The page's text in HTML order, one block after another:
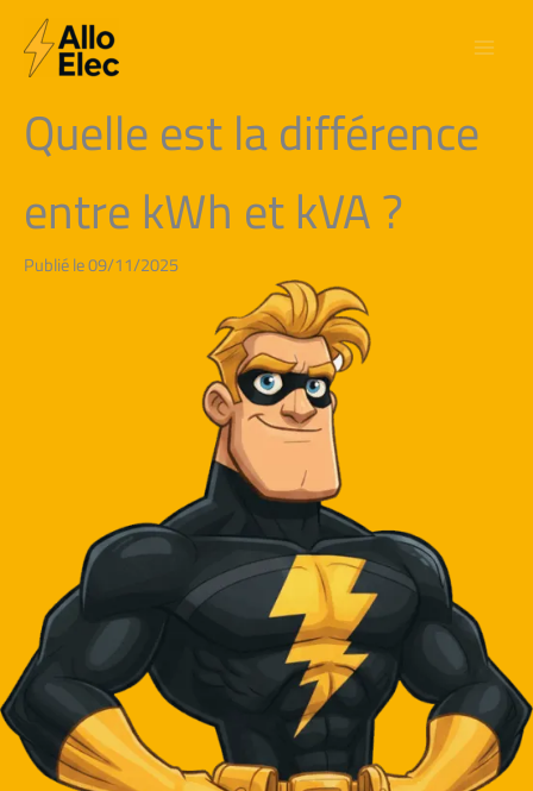
contenu
Quelle est la différence
entre kWh et kVA ?
Publié le 09/11/2025